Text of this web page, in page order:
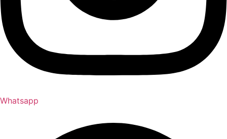
Whatsapp